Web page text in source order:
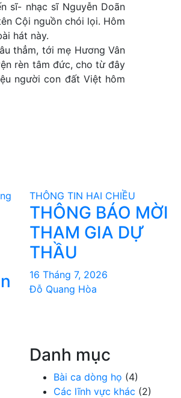
sĩ- nhạc sĩ Nguyễn Doãn
Cội nguồn chói lọi. Hôm
hát này.
thẳm, tới mẹ Hương Vân
rèn tâm đức, cho từ đây
người con đất Việt hôm
THÔNG TIN HAI CHIỀU
THÔNG BÁO MỜI
THAM GIA DỰ
THẦU
16 Tháng 7, 2026
Đỗ Quang Hòa
Danh mục
Bài ca dòng họ (4)
Các lĩnh vực khác (2)